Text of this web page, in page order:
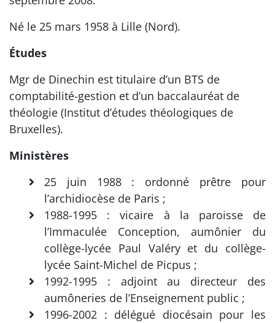
Né le 25 mars 1958 à Lille (Nord).
Études
Mgr de Dinechin est titulaire d’un BTS de
comptabilité-gestion et d’un baccalauréat de
théologie (Institut d’études théologiques de
Bruxelles).
Ministères
25 juin 1988 : ordonné prêtre pour
l’archidiocèse de Paris ;
1988-1995 : vicaire à la paroisse de
l’Immaculée Conception, aumônier du
collège-lycée Paul Valéry et du collège-
lycée Saint-Michel de Picpus ;
1992-1995 : adjoint au directeur des
aumôneries de l’Enseignement public ;
1996-2002 : délégué diocésain pour les